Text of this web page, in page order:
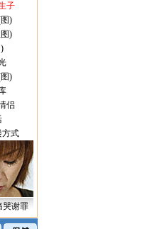
子
)
)
)
侣
方式
哭谢罪